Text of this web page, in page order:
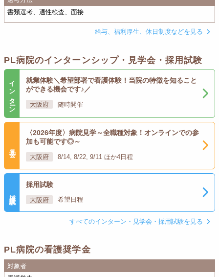
書類選考、適性検査、面接
給与、福利厚生、休日制度などを見る
PL病院のインターンシップ・見学会・採用試験
インターン
就業体験＼希望部署で看護体験！当院の特徴を知ること
ができる機会です♪／
大阪府 随時開催
〈2026年度〉病院見学～全職種対象！オンラインでの参
加も可能です◎～
大阪府 8/14, 8/22, 9/11 ほか4日程
採用試験
大阪府 希望日程
すべてのインターン・見学会・採用試験を見る
PL病院の看護奨学金
対象者